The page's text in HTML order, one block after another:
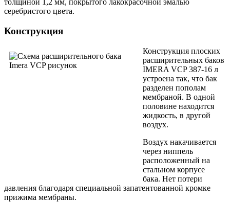
толщиной 1,2 мм, покрытого лакокрасочной эмалью
серебристого цвета.
Конструкция
Конструкция плоских
расширительных баков
IMERA VCP 387-16 л
устроена так, что бак
разделен пополам
мембраной. В одной
половине находится
жидкость, в другой
воздух.
Воздух накачивается
через ниппель
расположенный на
стальном корпусе
бака. Нет потери
давления благодаря специальной запатентованной кромке
прижима мембраны.